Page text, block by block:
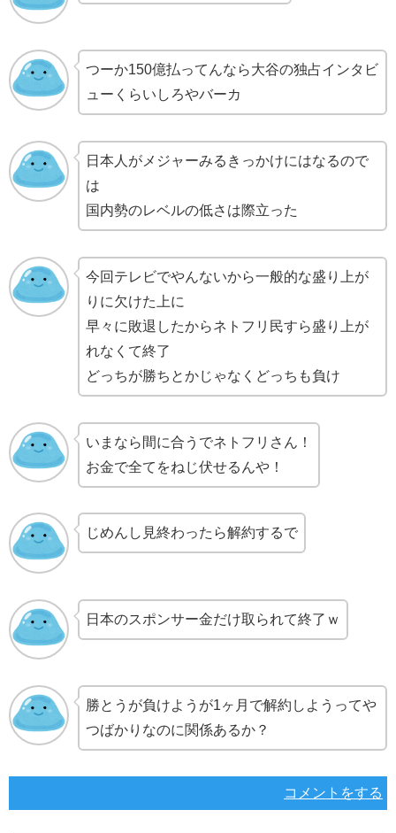
つーか150億払ってんなら大谷の独占インタビ
ューくらいしろやバーカ
日本人がメジャーみるきっかけにはなるので
は
国内勢のレベルの低さは際立った
今回テレビでやんないから一般的な盛り上が
りに欠けた上に
早々に敗退したからネトフリ民すら盛り上が
れなくて終了
どっちが勝ちとかじゃなくどっちも負け
いまなら間に合うでネトフリさん！
お金で全てをねじ伏せるんや！
じめんし見終わったら解約するで
日本のスポンサー金だけ取られて終了ｗ
勝とうが負けようが1ヶ月で解約しようってや
つばかりなのに関係あるか？
コメントをする